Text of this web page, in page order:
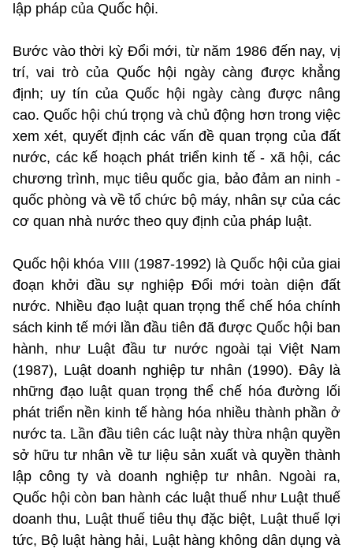
lập pháp của Quốc hội.
Bước vào thời kỳ Đổi mới, từ năm 1986 đến nay, vị
trí, vai trò của Quốc hội ngày càng được khẳng
định; uy tín của Quốc hội ngày càng được nâng
cao. Quốc hội chú trọng và chủ động hơn trong việc
xem xét, quyết định các vấn đề quan trọng của đất
nước, các kế hoạch phát triển kinh tế - xã hội, các
chương trình, mục tiêu quốc gia, bảo đảm an ninh -
quốc phòng và về tổ chức bộ máy, nhân sự của các
cơ quan nhà nước theo quy định của pháp luật.
Quốc hội khóa VIII (1987-1992) là Quốc hội của giai
đoạn khởi đầu sự nghiệp Đổi mới toàn diện đất
nước. Nhiều đạo luật quan trọng thể chế hóa chính
sách kinh tế mới lần đầu tiên đã được Quốc hội ban
hành, như Luật đầu tư nước ngoài tại Việt Nam
(1987), Luật doanh nghiệp tư nhân (1990). Đây là
những đạo luật quan trọng thể chế hóa đường lối
phát triển nền kinh tế hàng hóa nhiều thành phần ở
nước ta. Lần đầu tiên các luật này thừa nhận quyền
sở hữu tư nhân về tư liệu sản xuất và quyền thành
lập công ty và doanh nghiệp tư nhân. Ngoài ra,
Quốc hội còn ban hành các luật thuế như Luật thuế
doanh thu, Luật thuế tiêu thụ đặc biệt, Luật thuế lợi
tức, Bộ luật hàng hải, Luật hàng không dân dụng và